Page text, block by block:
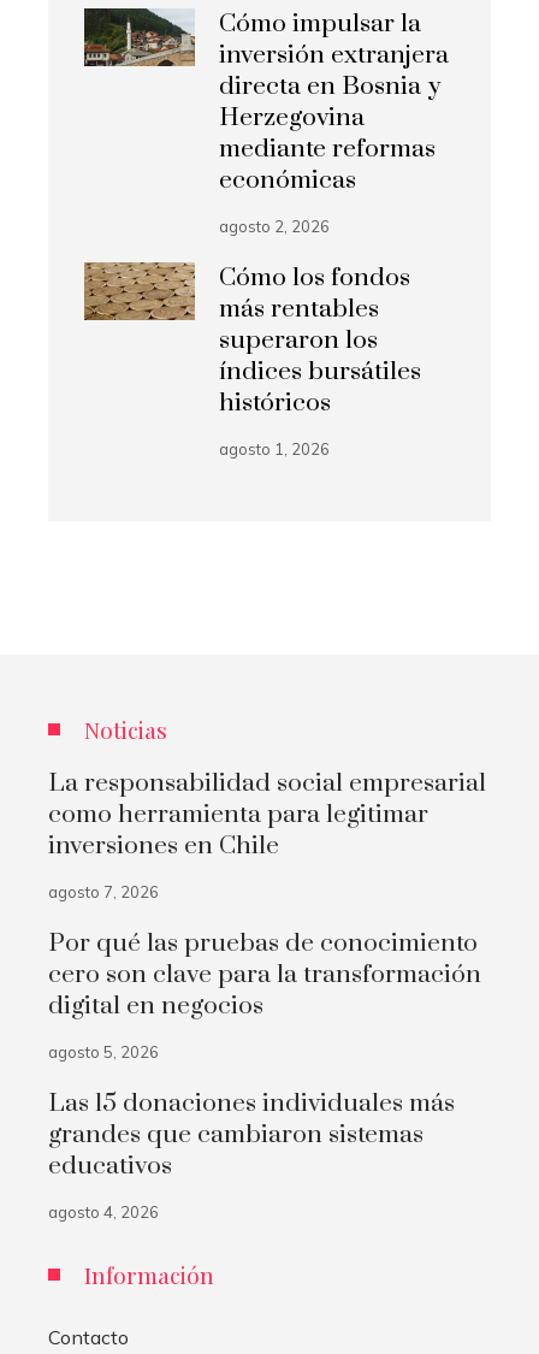
Cómo impulsar la
inversión extranjera
directa en Bosnia y
Herzegovina
mediante reformas
económicas
agosto 2, 2026
Cómo los fondos
más rentables
superaron los
índices bursátiles
históricos
agosto 1, 2026
Noticias
La responsabilidad social empresarial
como herramienta para legitimar
inversiones en Chile
agosto 7, 2026
Por qué las pruebas de conocimiento
cero son clave para la transformación
digital en negocios
agosto 5, 2026
Las 15 donaciones individuales más
grandes que cambiaron sistemas
educativos
agosto 4, 2026
Información
Contacto